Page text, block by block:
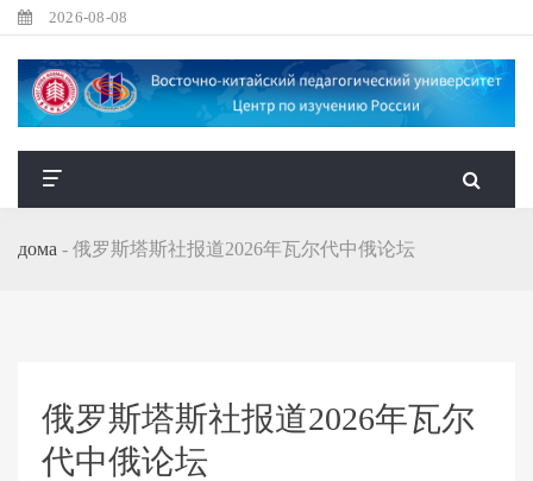
2026-08-08
дома - 俄罗斯塔斯社报道2026年瓦尔代中俄论坛
俄罗斯塔斯社报道2026年瓦尔
代中俄论坛